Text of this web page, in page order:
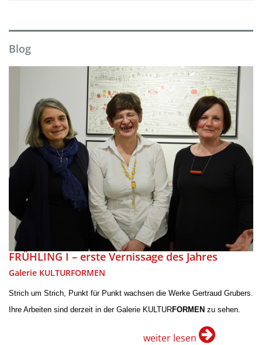
Blog
FRÜHLING I – erste Vernissage des Jahres
Galerie KULTURFORMEN
Strich um Strich, Punkt für Punkt wachsen die Werke Gertraud Grubers.
Ihre Arbeiten sind derzeit in der Galerie KULTURFORMEN zu sehen.
weiter lesen